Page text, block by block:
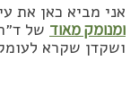
אני מביא כאן את
ומנומק מאוד של
ושקדן שקרא